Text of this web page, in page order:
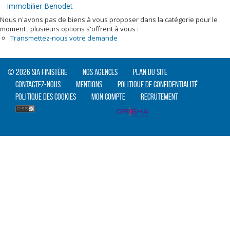
Immobilier Benodet
Nous n'avons pas de biens à vous proposer dans la catégorie pour le
moment , plusieurs options s'offrent à vous :
Transmettez-nous votre demande
© 2026 SIA Finistère Nos agences
Plan du site
Contactez-nous
Mentions
Politique de confidentialité
Politique des cookies
Mon compte Recrutement